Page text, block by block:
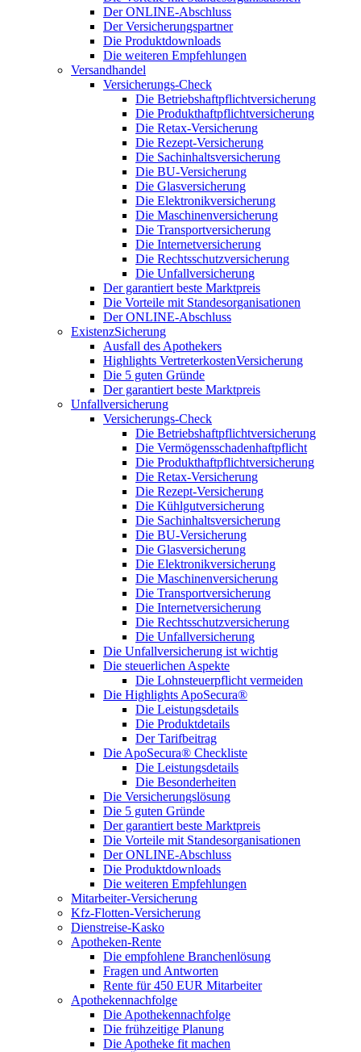
Der ONLINE-Abschluss
Der Versicherungspartner
Die Produktdownloads
Die weiteren Empfehlungen
Versandhandel
Versicherungs-Check
Die Betriebshaftpflichtversicherung
Die Produkthaftpflichtversicherung
Die Retax-Versicherung
Die Rezept-Versicherung
Die Sachinhaltsversicherung
Die BU-Versicherung
Die Glasversicherung
Die Elektronikversicherung
Die Maschinenversicherung
Die Transportversicherung
Die Internetversicherung
Die Rechtsschutzversicherung
Die Unfallversicherung
Der garantiert beste Marktpreis
Die Vorteile mit Standesorganisationen
Der ONLINE-Abschluss
ExistenzSicherung
Ausfall des Apothekers
Highlights VertreterkostenVersicherung
Die 5 guten Gründe
Der garantiert beste Marktpreis
Unfallversicherung
Versicherungs-Check
Die Betriebshaftpflichtversicherung
Die Vermögensschadenhaftpflicht
Die Produkthaftpflichtversicherung
Die Retax-Versicherung
Die Rezept-Versicherung
Die Kühlgutversicherung
Die Sachinhaltsversicherung
Die BU-Versicherung
Die Glasversicherung
Die Elektronikversicherung
Die Maschinenversicherung
Die Transportversicherung
Die Internetversicherung
Die Rechtsschutzversicherung
Die Unfallversicherung
Die Unfallversicherung ist wichtig
Die steuerlichen Aspekte
Die Lohnsteuerpflicht vermeiden
Die Highlights ApoSecura®
Die Leistungsdetails
Die Produktdetails
Der Tarifbeitrag
Die ApoSecura® Checkliste
Die Leistungsdetails
Die Besonderheiten
Die Versicherungslösung
Die 5 guten Gründe
Der garantiert beste Marktpreis
Die Vorteile mit Standesorganisationen
Der ONLINE-Abschluss
Die Produktdownloads
Die weiteren Empfehlungen
Mitarbeiter-Versicherung
Kfz-Flotten-Versicherung
Dienstreise-Kasko
Apotheken-Rente
Die empfohlene Branchenlösung
Fragen und Antworten
Rente für 450 EUR Mitarbeiter
Apothekennachfolge
Die Apothekennachfolge
Die frühzeitige Planung
Die Apotheke fit machen